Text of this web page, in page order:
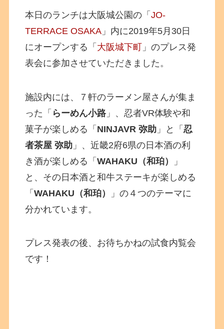
本日のランチは大阪城公園の「JO-
TERRACE OSAKA 」内に2019年5月30日
にオープンする「 大阪城下町 」のプレス発
表会に参加させていただきました。
施設内には、７軒のラーメン屋さんが集ま
った「 らーめん小路 」、忍者VR体験や和
菓子が楽しめる「 NINJAVR 弥助 」と「忍
者茶屋 弥助 」、近畿2府6県の日本酒の利
き酒が楽しめる「WAHAKU（和珀）
」
と、その日本酒と和牛ステーキが楽しめる
「WAHAKU（和珀）
」の４つのテーマに
分かれています。
プレス発表の後、お待ちかねの試食内覧会
です！